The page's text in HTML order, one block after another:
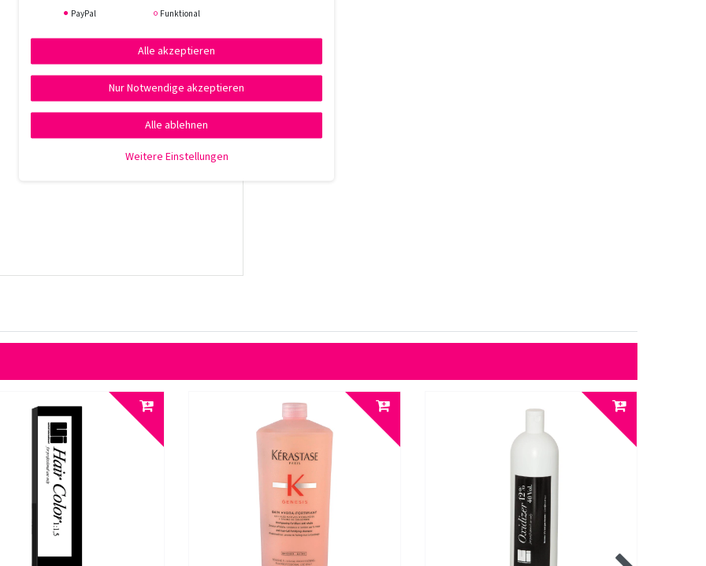
PayPal
Funktional
Alle akzeptieren
Nur Notwendige akzeptieren
Alle ablehnen
Weitere Einstellungen